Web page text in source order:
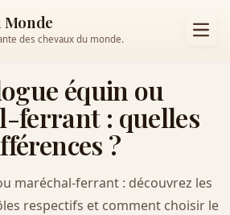
Monde
des chevaux du monde.
équin ou
ferrant : quelles
?
maréchal-ferrant : découvrez les
respectifs et comment choisir le